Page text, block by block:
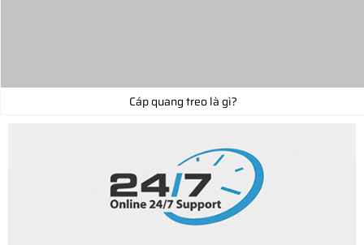
Cáp quang treo là gì?